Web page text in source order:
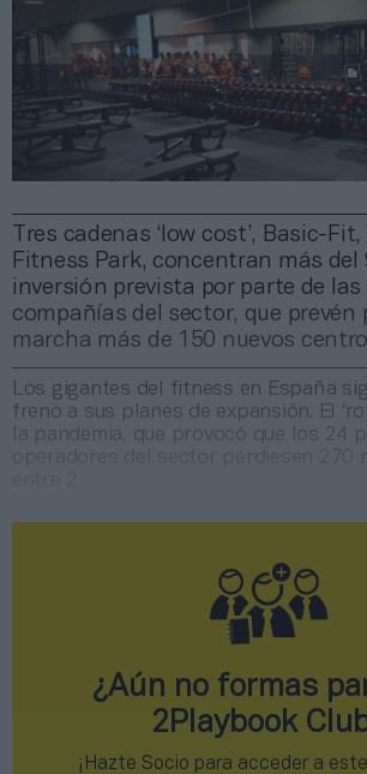
Tres cadenas ‘low cost’, Basic-
Fitness Park, concentran más del
inversión prevista por parte de
compañías del sector, que prevén
marcha más de 150 nuevos
Los gigantes del fitness en España
freno a sus planes de expansión. El
la pandemia, que provocó que los 24
¿Aún no formas
2Playbook
¡Hazte Socio para acceder a